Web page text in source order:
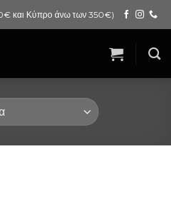
και Κύπρο άνω των 350€)